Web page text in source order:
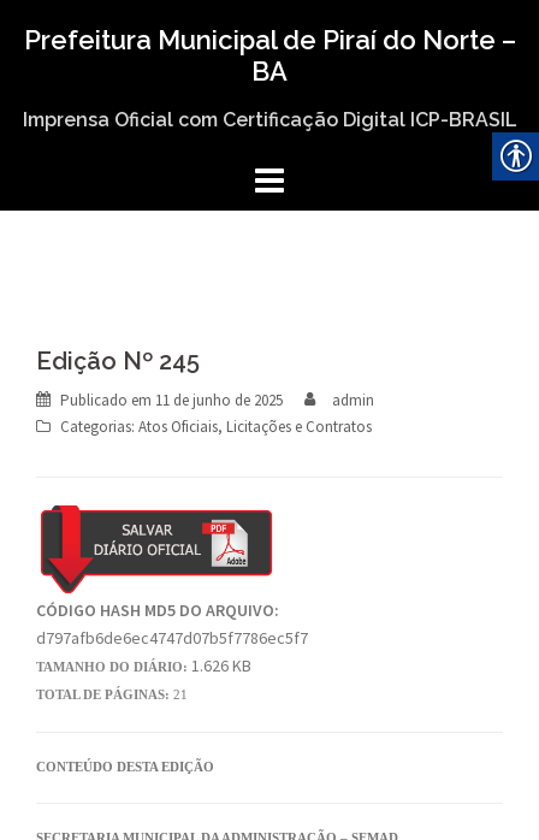
Prefeitura Municipal de Piraí do Norte –
BA
Imprensa Oficial com Certificação Digital ICP-BRASIL
Edição Nº 245
Publicado em 11 de junho de 2025
admin
Categorias: Atos Oficiais, Licitações e Contratos
CÓDIGO HASH MD5 DO ARQUIVO:
d797afb6de6ec4747d07b5f7786ec5f7
TAMANHO DO DIÁRIO: 1.626 KB
TOTAL DE PÁGINAS: 21
CONTEÚDO DESTA EDIÇÃO